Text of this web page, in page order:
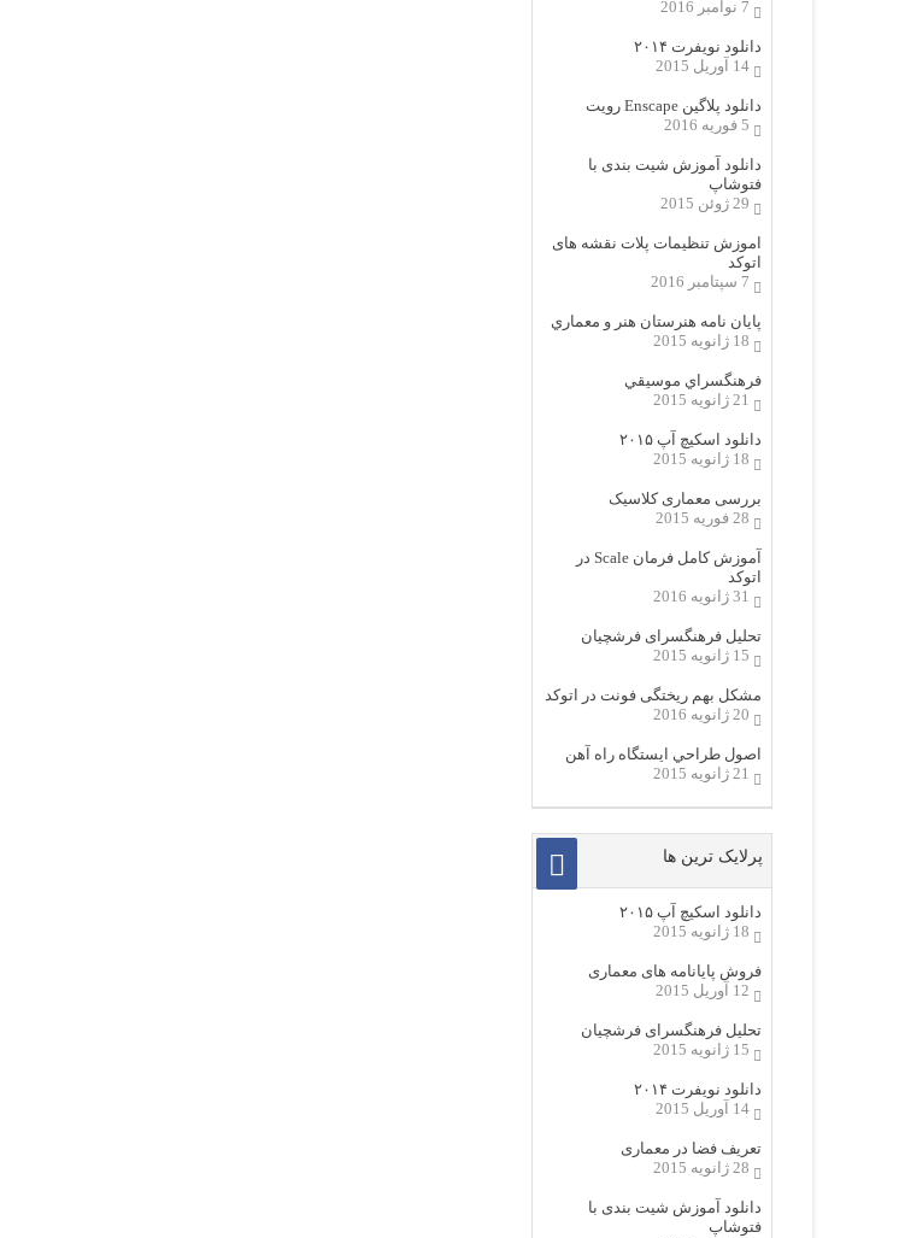
7 نوامبر 2016
دانلود نویفرت ۲۰۱۴
14 آوریل 2015
دانلود پلاگین Enscape رویت
5 فوریه 2016
دانلود آموزش شیت بندی با
فتوشاپ
29 ژوئن 2015
اموزش تنظیمات پلات نقشه های
اتوکد
7 سپتامبر 2016
پایان نامه هنرستان هنر و معماري
18 ژانویه 2015
فرهنگسراي موسيقي
21 ژانویه 2015
دانلود اسکیچ آپ ۲۰۱۵
18 ژانویه 2015
بررسی معماری کلاسیک
28 فوریه 2015
آموزش کامل فرمان Scale در
اتوکد
31 ژانویه 2016
تحلیل فرهنگسرای فرشچیان
15 ژانویه 2015
مشکل بهم ریختگی فونت در اتوکد
20 ژانویه 2016
اصول طراحي ایستگاه راه آهن
21 ژانویه 2015
پرلایک ترین ها
دانلود اسکیچ آپ ۲۰۱۵
18 ژانویه 2015
فروش پایانامه های معماری
12 آوریل 2015
تحلیل فرهنگسرای فرشچیان
15 ژانویه 2015
دانلود نویفرت ۲۰۱۴
14 آوریل 2015
تعریف فضا در معماری
28 ژانویه 2015
دانلود آموزش شیت بندی با
فتوشاپ